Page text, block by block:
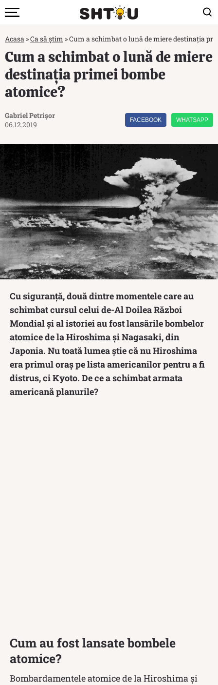
Acasa »Ca să știm »Cum a schimbat o lună de miere destinaţia
Cum a schimbat o lună de miere
destinaţia primei bombe
atomice?
Gabriel Petrișor
06.12.2019
FACEBOOK WHATSAPP
Cu siguranţă, două dintre momentele care au
schimbat cursul celui de-Al Doilea Război
Mondial şi al istoriei au fost lansările bombelor
atomice de la Hiroshima şi Nagasaki, din
Japonia. Nu toată lumea ştie că nu Hiroshima
era primul oraş pe lista americanilor pentru a fi
distrus, ci Kyoto. De ce a schimbat armata
americană planurile?
Cum au fost lansate bombele
atomice?
Bombardamentele atomice de la Hiroshima și